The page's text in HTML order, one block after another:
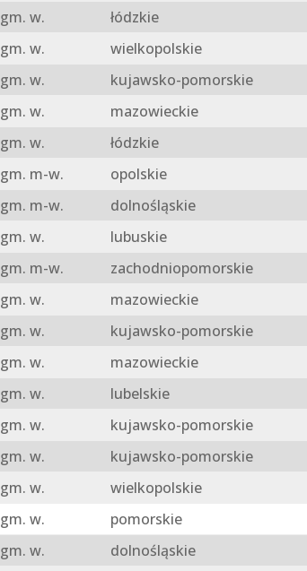
gm. w. łódzkie
gm. w. wielkopolskie
gm. w. kujawsko-pomorskie
gm. w. mazowieckie
gm. w. łódzkie
gm. m-w. opolskie
gm. m-w. dolnośląskie
gm. w. lubuskie
gm. m-w. zachodniopomorskie
gm. w. mazowieckie
gm. w. kujawsko-pomorskie
gm. w. mazowieckie
gm. w. lubelskie
gm. w. kujawsko-pomorskie
gm. w. kujawsko-pomorskie
gm. w. wielkopolskie
gm. w. pomorskie
gm. w. dolnośląskie